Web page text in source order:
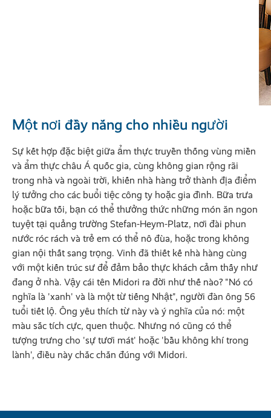
Một nơi đầy nắng cho nhiều người
Sự kết hợp đặc biệt giữa ẩm thực truyền thống vùng miền
và ẩm thực châu Á quốc gia, cùng không gian rộng rãi
trong nhà và ngoài trời, khiến nhà hàng trở thành địa điểm
lý tưởng cho các buổi tiệc công ty hoặc gia đình. Bữa trưa
hoặc bữa tối, bạn có thể thưởng thức những món ăn ngon
tuyệt tại quảng trường Stefan-Heym-Platz, nơi đài phun
nước róc rách và trẻ em có thể nô đùa, hoặc trong không
gian nội thất sang trọng. Vinh đã thiết kế nhà hàng cùng
với một kiến trúc sư để đảm bảo thực khách cảm thấy như
đang ở nhà. Vậy cái tên Midori ra đời như thế nào? "Nó có
nghĩa là 'xanh' và là một từ tiếng Nhật", người đàn ông 56
tuổi tiết lộ. Ông yêu thích từ này và ý nghĩa của nó: một
màu sắc tích cực, quen thuộc. Nhưng nó cũng có thể
tượng trưng cho 'sự tươi mát' hoặc 'bầu không khí trong
lành', điều này chắc chắn đúng với Midori.